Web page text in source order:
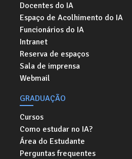
Docentes do IA
Espaço de Acolhimento do IA
Funcionários do IA
Intranet
Reserva de espaços
Sala de imprensa
Webmail
GRADUAÇÃO
Cursos
Como estudar no IA?
Área do Estudante
Perguntas frequentes